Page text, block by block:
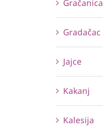
Gračanica
Gradačac
Jajce
Kakanj
Kalesija